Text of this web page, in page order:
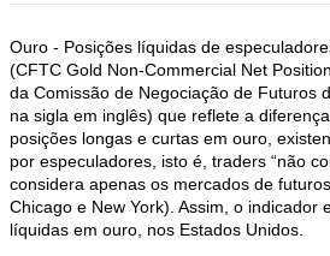
Ouro - Posições líquidas de
(CFTC Gold Non-Commercial Net
da Comissão de Negociação de Futuros
na sigla em inglês) que reflete a
posições longas e curtas em ouro,
por especuladores, isto é, traders “não
considera apenas os mercados de
Chicago e New York). Assim, o indicador
líquidas em ouro, nos Estados Unidos.